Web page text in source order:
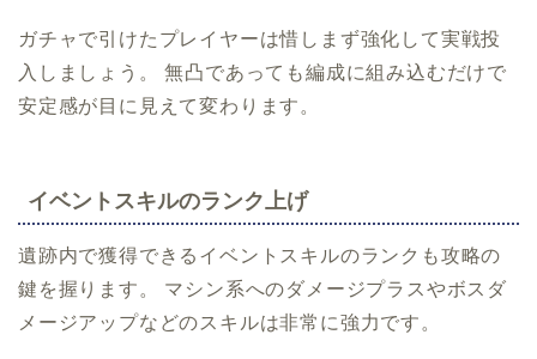
ガチャで引けたプレイヤーは惜しまず強化して実戦投
入しましょう。 無凸であっても編成に組み込むだけで
安定感が目に見えて変わります。
イベントスキルのランク上げ
遺跡内で獲得できるイベントスキルのランクも攻略の
鍵を握ります。 マシン系へのダメージプラスやボスダ
メージアップなどのスキルは非常に強力です。